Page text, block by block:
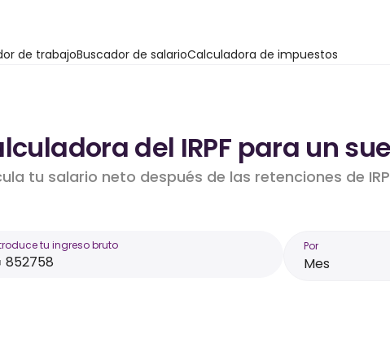
de trabajoBuscador de salarioCalculadora de impuestos
del IRPF para un
tu salario neto después de las retenciones de
tu ingreso bruto Por
Mes